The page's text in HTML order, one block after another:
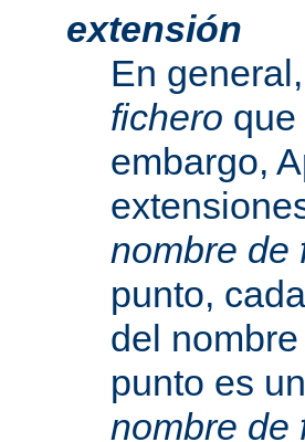
extensión
En
fichero
embargo,
nombre de
punto,
del
punto es
nombre de